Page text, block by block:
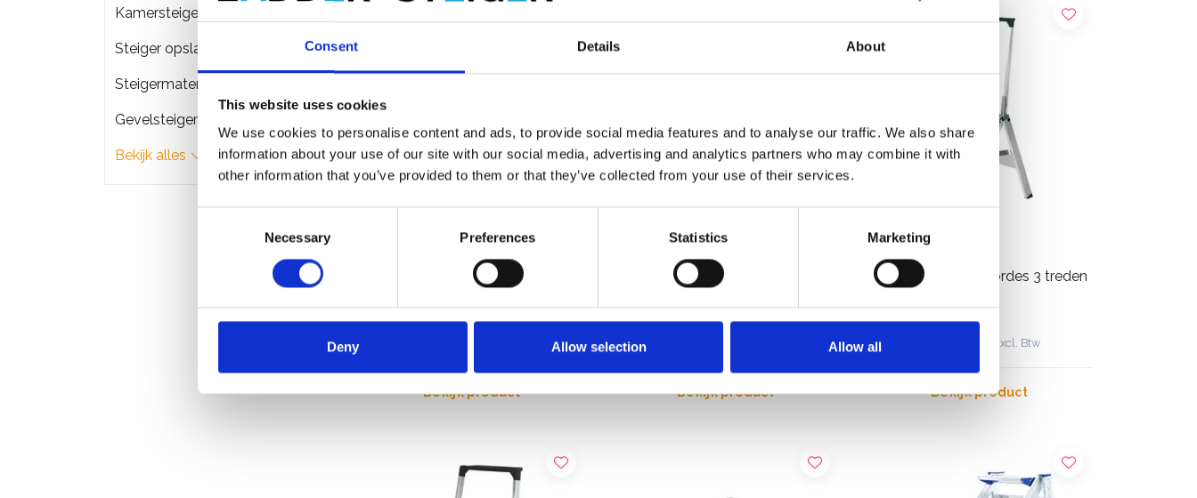
Consent Details About
This website uses cookies
We use cookies to personalise content and ads, to provide social media features and to analyse our traffic. We also share
information about your use of our site with our social media, advertising and analytics partners who may combine it with
other information that you’ve provided to them or that they’ve collected from your use of their services.
Necessary Preferences Statistics Marketing
Deny Allow selection Allow all
Vouwladder met platform 3x4
€185,00
Bekijk product
Little Jumbo werkbordes
€224,00
Bekijk product
Little Jumbo werkbordes 3 treden
€295,00 Excl. Btw
Bekijk product
Kamersteigers
Steiger opslag & transport
Steigermateriaal
Gevelsteigers
Bekijk alles